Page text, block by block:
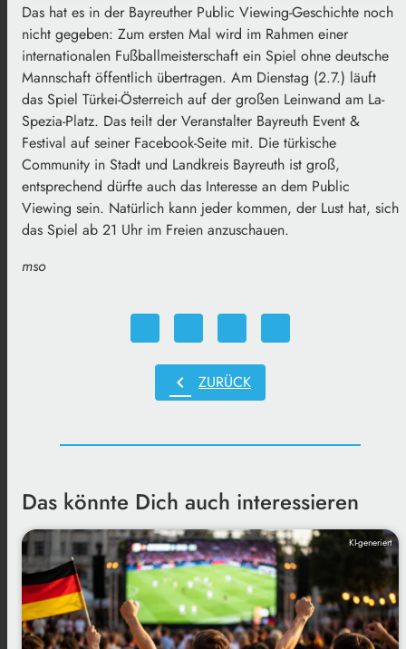
Das hat es in der Bayreuther Public Viewing-Geschichte noch
nicht gegeben: Zum ersten Mal wird im Rahmen einer
internationalen Fußballmeisterschaft ein Spiel ohne deutsche
Mannschaft öffentlich übertragen. Am Dienstag (2.7.) läuft
das Spiel Türkei-Österreich auf der großen Leinwand am La-
Spezia-Platz. Das teilt der Veranstalter Bayreuth Event &
Festival auf seiner Facebook-Seite mit. Die türkische
Community in Stadt und Landkreis Bayreuth ist groß,
entsprechend dürfte auch das Interesse an dem Public
Viewing sein. Natürlich kann jeder kommen, der Lust hat, sich
das Spiel ab 21 Uhr im Freien anzuschauen.
mso
chevron_left ZURÜCK
Das könnte Dich auch interessieren
KI-generiert